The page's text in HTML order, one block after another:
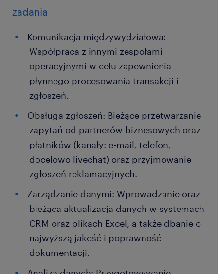
zadania
Komunikacja międzywydziałowa:
Współpraca z innymi zespołami
operacyjnymi w celu zapewnienia
płynnego procesowania transakcji i
zgłoszeń.
Obsługa zgłoszeń: Bieżące przetwarzanie
zapytań od partnerów biznesowych oraz
płatników (kanały: e-mail, telefon,
docelowo livechat) oraz przyjmowanie
zgłoszeń reklamacyjnych.
Zarządzanie danymi: Wprowadzanie oraz
bieżąca aktualizacja danych w systemach
CRM oraz plikach Excel, a także dbanie o
najwyższą jakość i poprawność
dokumentacji.